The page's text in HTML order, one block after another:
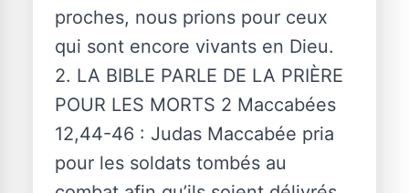
proches, nous prions pour ceux
qui sont encore vivants en Dieu.
2. LA BIBLE PARLE DE LA PRIÈRE
POUR LES MORTS 2 Maccabées
12,44-46 : Judas Maccabée pria
pour les soldats tombés au